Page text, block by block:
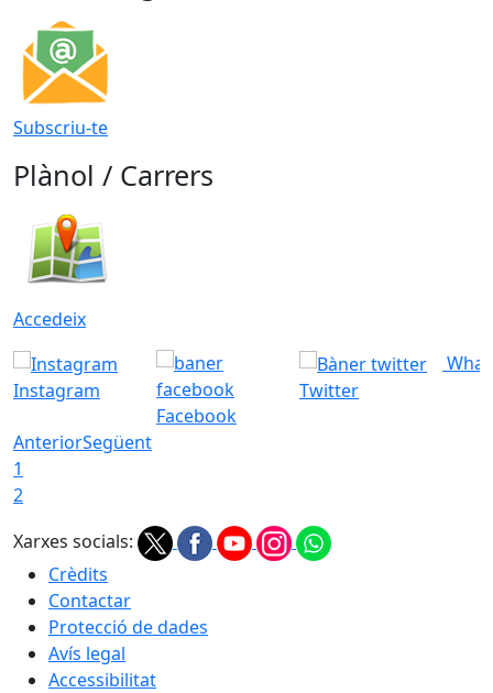
Subscriu-te
Plànol / Carrers
Accedeix
Instagram
Facebook
Twitter
AnteriorSegüent
1
2
Xarxes socials:
Crèdits
Contactar
Protecció de dades
Avís legal
Accessibilitat